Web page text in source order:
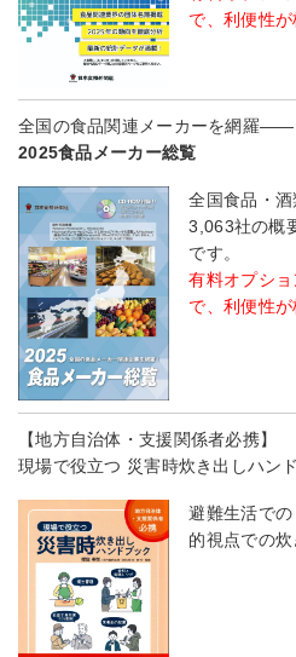
で、利便性が
全国の食品関連メーカーを網羅――
2025食品メーカー総覧
全国食品・
3,063社の概
です。
有料オプシ
で、利便性が
【地方自治体・支援関係者必携】
現場で役立つ 災害時炊き出しハン
避難生活で
的視点での